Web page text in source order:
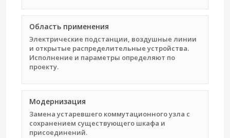
Область применения
Электрические подстанции, воздушные линии
и открытые распределительные устройства.
Исполнение и параметры определяют по
проекту.
Модернизация
Замена устаревшего коммутационного узла с
сохранением существующего шкафа и
присоединений.